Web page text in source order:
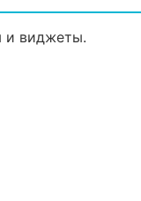
и виджеты.